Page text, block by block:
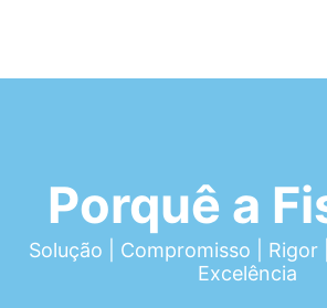
Porquê a
Solução | Compromisso | Rigor
Excelência